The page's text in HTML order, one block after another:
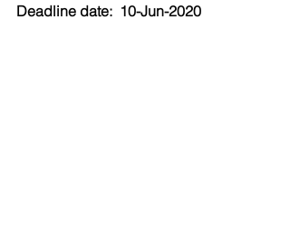
Deadline date:  10-Jun-2020